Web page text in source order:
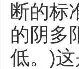
断的标
的阴多
低。)